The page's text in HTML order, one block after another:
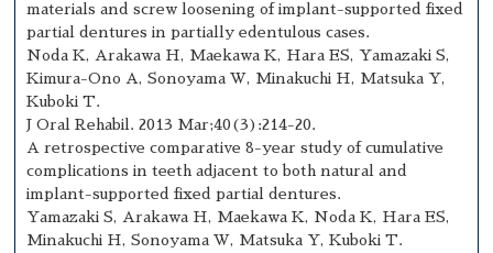
materials and screw loosening of implant-supported fixed
partial dentures in partially edentulous cases.
Noda K, Arakawa H, Maekawa K, Hara ES, Yamazaki S,
Kimura-Ono A, Sonoyama W, Minakuchi H, Matsuka Y,
Kuboki T.
J Oral Rehabil. 2013 Mar;40(3):214-20.
A retrospective comparative 8-year study of cumulative
complications in teeth adjacent to both natural and
implant-supported fixed partial dentures.
Yamazaki S, Arakawa H, Maekawa K, Noda K, Hara ES,
Minakuchi H, Sonoyama W, Matsuka Y, Kuboki T.